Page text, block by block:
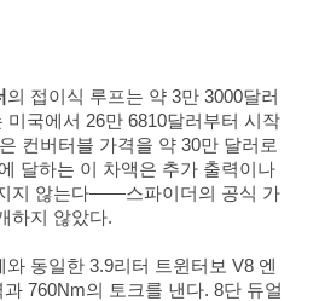
의 접이식 루프는 약 3만 3000달러
미국에서 26만 6810달러부터 시작
컨버터블 가격을 약 30만 달러로
달하는 이 차액은 추가 출력이나
지 않는다——스파이더의 공식 가
하지 않았다.
와 동일한 3.9리터 트윈터보 V8 엔
760Nm의 토크를 낸다. 8단 듀얼